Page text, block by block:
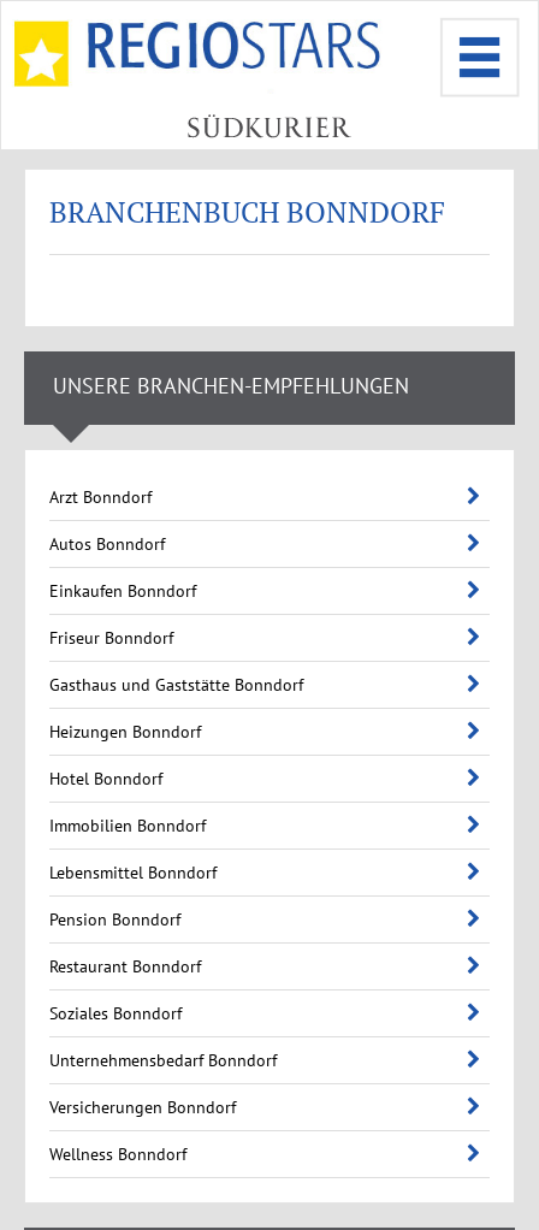
BRANCHENBUCH BONNDORF
UNSERE BRANCHEN-EMPFEHLUNGEN
Arzt Bonndorf
Autos Bonndorf
Einkaufen Bonndorf
Friseur Bonndorf
Gasthaus und Gaststätte Bonndorf
Heizungen Bonndorf
Hotel Bonndorf
Immobilien Bonndorf
Lebensmittel Bonndorf
Pension Bonndorf
Restaurant Bonndorf
Soziales Bonndorf
Unternehmensbedarf Bonndorf
Versicherungen Bonndorf
Wellness Bonndorf